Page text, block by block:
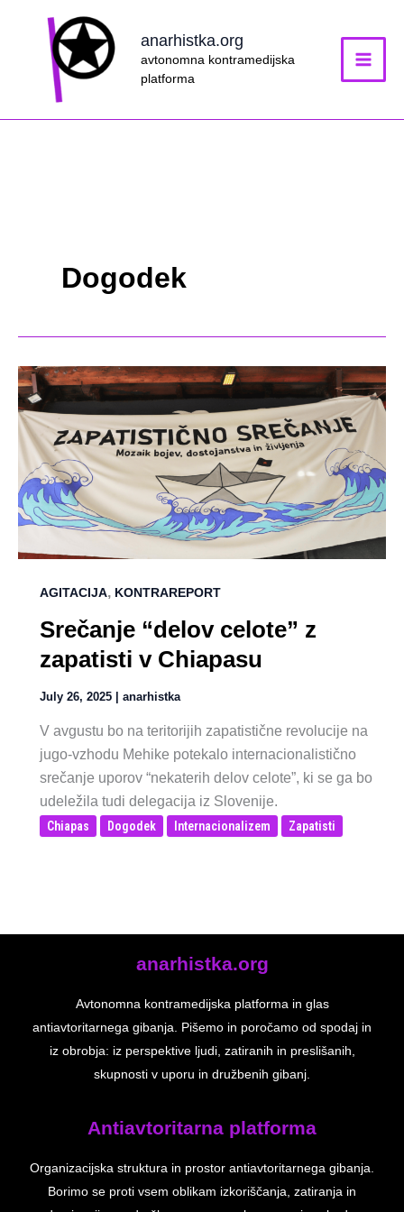
anarhistka.org
avtonomna kontramedijska
platforma
Dogodek
AGITACIJA, KONTRAREPORT
Srečanje “delov celote” z
zapatisti v Chiapasu
July 26, 2025 anarhistka
V avgustu bo na teritorijih zapatistične revolucije na
jugo-vzhodu Mehike potekalo internacionalistično
srečanje uporov “nekaterih delov celote”, ki se ga bo
udeležila tudi delegacija iz Slovenije.
Chiapas Dogodek Internacionalizem Zapatisti
anarhistka.org
Avtonomna kontramedijska platforma in glas
antiavtoritarnega gibanja. Pišemo in poročamo od spodaj in
iz obrobja: iz perspektive ljudi, zatiranih in preslišanih,
skupnosti v uporu in družbenih gibanj.
Antiavtoritarna platforma
Organizacijska struktura in prostor antiavtoritarnega gibanja.
Borimo se proti vsem oblikam izkoriščanja, zatiranja in